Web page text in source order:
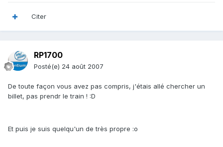
Citer
RP1700
Posté(e) 24 août 2007
De toute façon vous avez pas compris, j'étais allé chercher un
billet, pas prendr le train ! :D
Et puis je suis quelqu'un de très propre :o